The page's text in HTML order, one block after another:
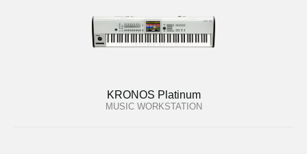
KRONOS Platinum
MUSIC WORKSTATION